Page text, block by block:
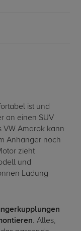
ist und
an einen SUV
VW Amarok kann
Anhänger noch
zieht
und
Ladung
. Alles,